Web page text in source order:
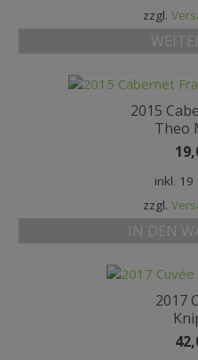
zzgl.
2015
Theo
inkl. 19
zzgl.
IN DEN
2017